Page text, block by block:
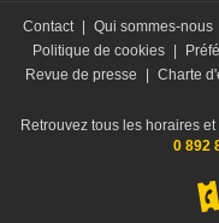
Contact Qui sommes-nous
Politique de cookies
Revue de presse
Charte
Retrouvez tous les horaires
0 892